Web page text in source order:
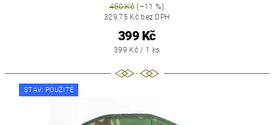
450 Kč(–11 %)
329,75 Kč bez DPH
399 Kč
399 Kč / 1 ks
STAV: POUŽITÉ